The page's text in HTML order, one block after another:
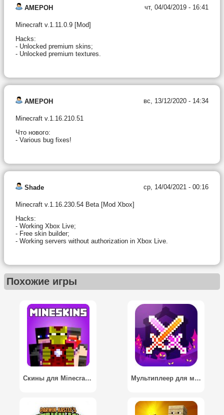
AMEPOH чт, 04/04/2019 - 16:41
Minecraft v.1.11.0.9 [Mod]
Hacks:
- Unlocked premium skins;
- Unlocked premium textures.
AMEPOH вс, 13/12/2020 - 14:34
Minecraft v.1.16.210.51
Что нового:
- Various bug fixes!
Shade ср, 14/04/2021 - 00:16
Minecraft v.1.16.230.54 Beta [Mod Xbox]
Hacks:
- Working Xbox Live;
- Free skin builder;
- Working servers without authorization in Xbox Live.
Похожие игры
Скины для Minecraft: MineSkins / Skins for Minecraft: MineSkins Мультиплеер для майнкрафт / Multiplayer for Minecraft PE - MCPE Servers